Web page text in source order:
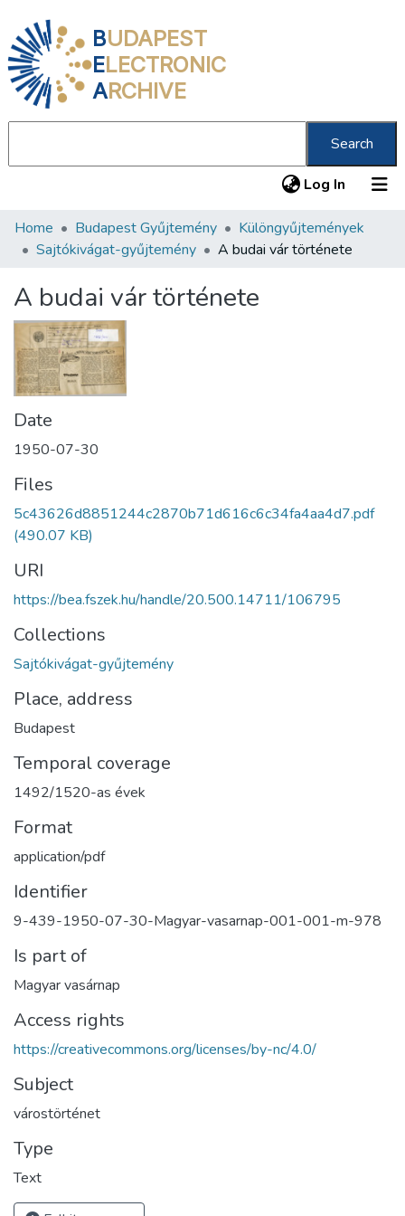
BUDAPEST
ELECTRONIC
ARCHIVE
Search
Log In (current)
Communities & Collections
Statistics
About us
Home Budapest Gyűjtemény
Különgyűjtemények
Sajtókivágat-gyűjtemény
A budai vár története
A budai vár története
Date
1950-07-30
Files
5c43626d8851244c2870b71d616c6c34fa4aa4d7.pdf
(490.07 KB)
URI
https://bea.fszek.hu/handle/20.500.14711/106795
Collections
Sajtókivágat-gyűjtemény
Place, address
Budapest
Temporal coverage
1492/1520-as évek
Format
application/pdf
Identifier
9-439-1950-07-30-Magyar-vasarnap-001-001-m-978
Is part of
Magyar vasárnap
Access rights
https://creativecommons.org/licenses/by-nc/4.0/
Subject
várostörténet
Type
Text